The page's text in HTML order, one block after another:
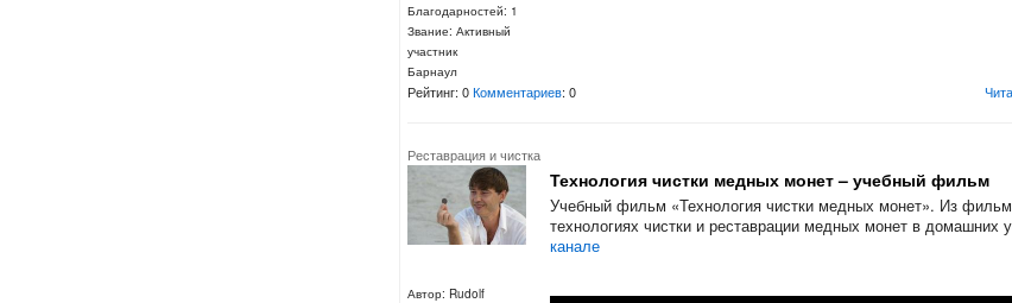
Благодарностей: 1
Звание: Активный
участник
Барнаул
Рейтинг: 0Комментариев: 0
Реставрация и чистка
Автор: Rudolf
Технология чистки медных монет – учебный фильм
Учебный фильм «Технология чистки медных монет». Из
технологиях чистки и реставрации медных монет в домашних
канале